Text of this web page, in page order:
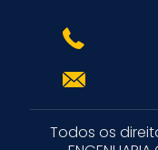
Todos os